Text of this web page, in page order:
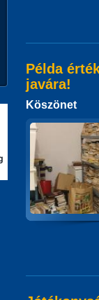
Példa
javára!
Köszönet